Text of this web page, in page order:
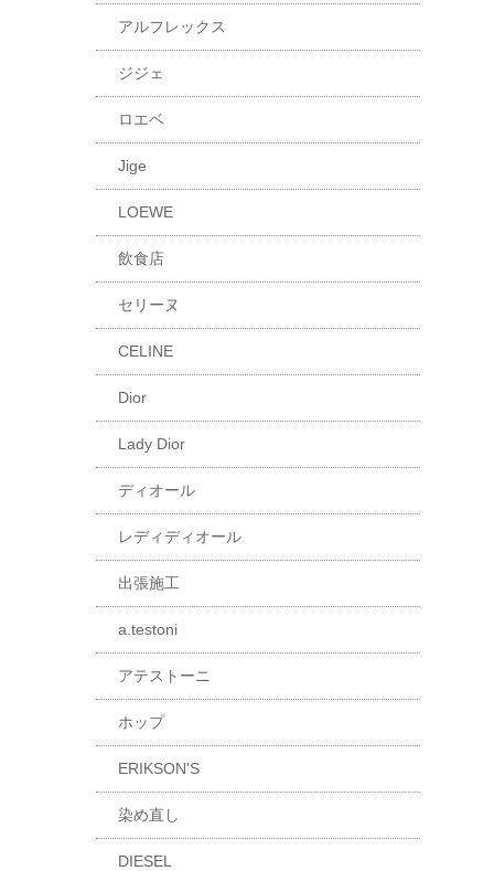
アルフレックス
ジジェ
ロエベ
Jige
LOEWE
飲食店
セリーヌ
CELINE
Dior
Lady Dior
ディオール
レディディオール
出張施工
a.testoni
アテストーニ
ホップ
ERIKSON'S
染め直し
DIESEL